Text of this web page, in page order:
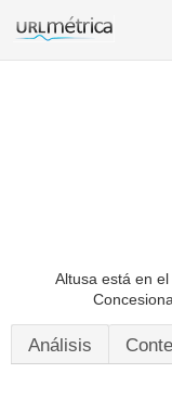
Altusa está en
Análisis